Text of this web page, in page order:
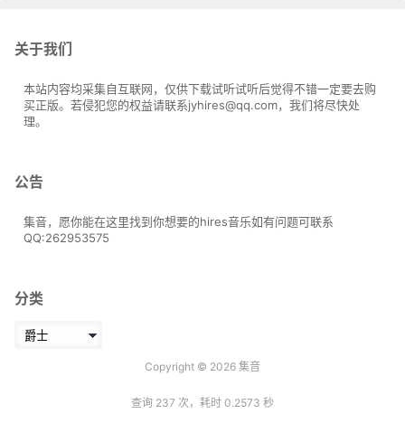
关于我们
本站内容均采集自互联网，仅供下载试听试听后觉得不错一定要去购
买正版。若侵犯您的权益请联系jyhires@qq.com，我们将尽快处
理。
公告
集音，愿你能在这里找到你想要的hires音乐如有问题可联系
QQ:262953575
分类
Copyright © 2026 集音
查询 237 次，耗时 0.2573 秒